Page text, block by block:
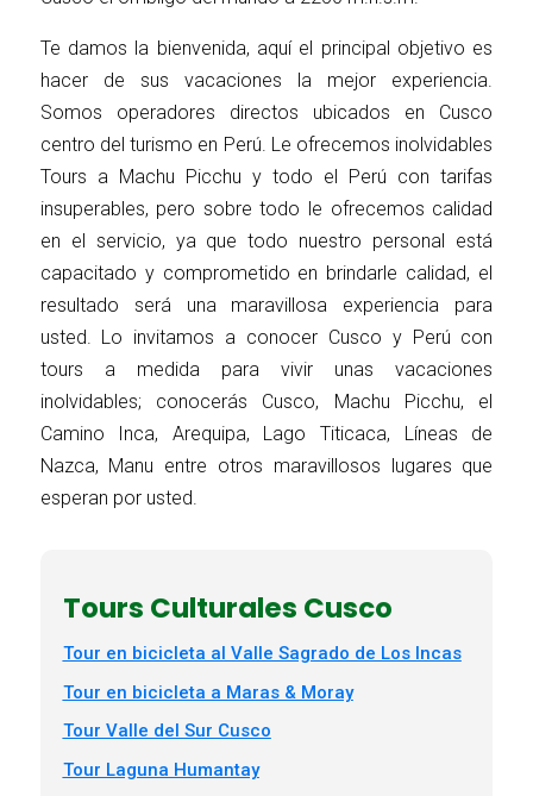
Te damos la bienvenida, aquí el principal objetivo es
hacer de sus vacaciones la mejor experiencia.
Somos operadores directos ubicados en Cusco
centro del turismo en Perú. Le ofrecemos inolvidables
Tours a Machu Picchu y todo el Perú con tarifas
insuperables, pero sobre todo le ofrecemos calidad
en el servicio, ya que todo nuestro personal está
capacitado y comprometido en brindarle calidad, el
resultado será una maravillosa experiencia para
usted. Lo invitamos a conocer Cusco y Perú con
tours a medida para vivir unas vacaciones
inolvidables; conocerás Cusco, Machu Picchu, el
Camino Inca, Arequipa, Lago Titicaca, Líneas de
Nazca, Manu entre otros maravillosos lugares que
esperan por usted.
Tours Culturales Cusco
Tour en bicicleta al Valle Sagrado de Los Incas
Tour en bicicleta a Maras & Moray
Tour Valle del Sur Cusco
Tour Laguna Humantay